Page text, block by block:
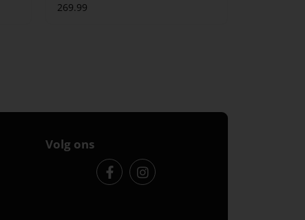
269.99
Volg ons